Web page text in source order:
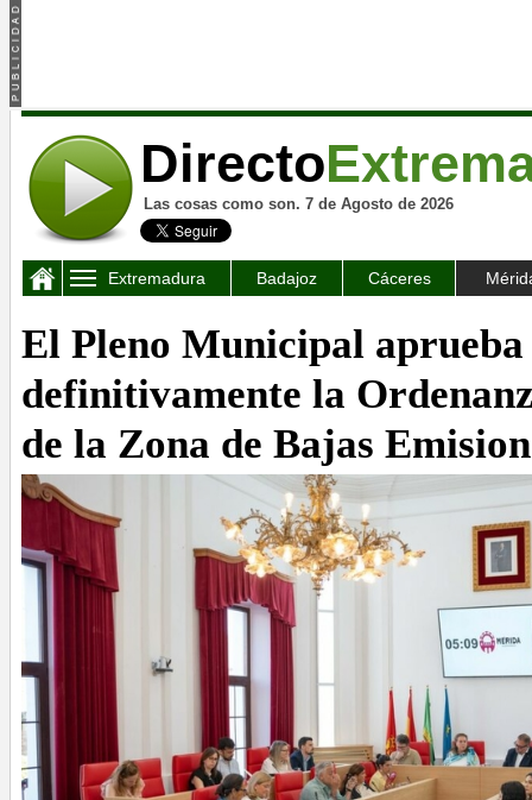
Directo
Las cosas como son. 7 de Agosto de 2026
Extremadura Badajoz Cáceres
El Pleno Municipal aprueba
definitivamente la
de la Zona de Bajas